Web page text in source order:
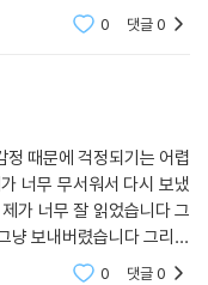
기대]
속한 바 없다. 다만 가능
한 매체와의 인터뷰에서
질문에 대답했다. “나는
모르겠고, 내게 주어진
이다.
에우튀데모스」, 「메넥세
2권과 함께 아직 번역되
해설 편지글, 위작을 엮은
0 댓글0
때문에 걱정되기는 어렵
너무 무서워서 다시 보냈
가 너무 잘 읽었습니다 그
냥 보내버렸습니다 그리고
어서 이 곡 많이 생깁니다
0 댓글0